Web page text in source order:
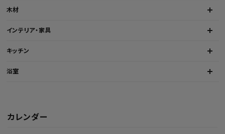
木材
インテリア・家具
キッチン
浴室
カレンダー